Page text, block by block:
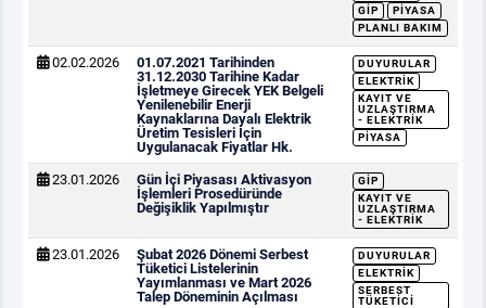
GİP
PIYASA
PLANLI BAKIM
02.02.2026
01.07.2021 Tarihinden
31.12.2030 Tarihine Kadar
İşletmeye Girecek YEK Belgeli
Yenilenebilir Enerji
Kaynaklarına Dayalı Elektrik
Üretim Tesisleri İçin
Uygulanacak Fiyatlar Hk.
DUYURULAR
ELEKTRIK
KAYIT VE
UZLAŞTIRMA
- ELEKTRIK
PIYASA
23.01.2026
Gün İçi Piyasası Aktivasyon
İşlemleri Prosedüründe
Değişiklik Yapılmıştır
GİP
KAYIT VE
UZLAŞTIRMA
- ELEKTRIK
23.01.2026
Şubat 2026 Dönemi Serbest
Tüketici Listelerinin
Yayımlanması ve Mart 2026
Talep Döneminin Açılması
DUYURULAR
ELEKTRIK
SERBEST
TÜKETICI